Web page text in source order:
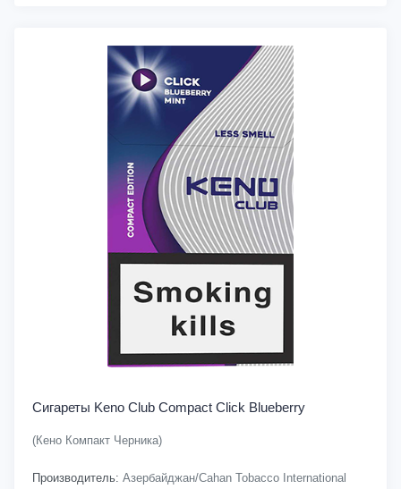
Сигареты Keno Club Compact Click Blueberry
(Кено Компакт Черника)
Производитель: Азербайджан/Cahan Tobacco International